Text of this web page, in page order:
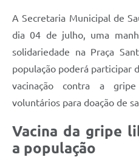
A Secretaria Municipal de
dia 04 de julho, uma
solidariedade na Praça
população poderá participar
vacinação contra a
voluntários para doação de
Vacina da gripe
a população